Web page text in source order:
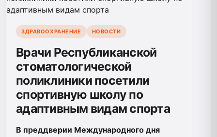
ЗДРАВООХРАНЕНИЕ НОВОСТИ
Врачи Республиканской
стоматологической
поликлиники посетили
спортивную школу по
адаптивным видам спорта
В преддверии Международного дня